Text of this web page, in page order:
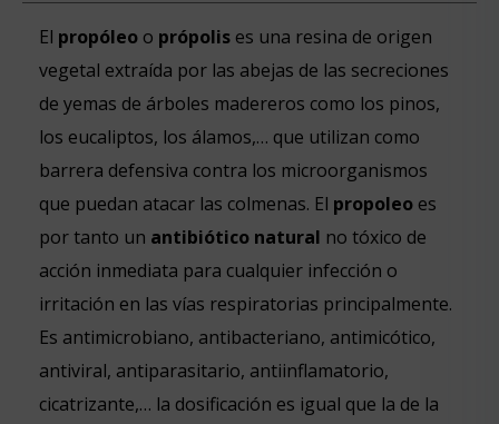
El propóleo o própolis es una resina de origen
vegetal extraída por las abejas de las secreciones
de yemas de árboles madereros como los pinos,
los eucaliptos, los álamos,… que utilizan como
barrera defensiva contra los microorganismos
que puedan atacar las colmenas. El propoleo es
por tanto un antibiótico natural no tóxico de
acción inmediata para cualquier infección o
irritación en las vías respiratorias principalmente.
Es antimicrobiano, antibacteriano, antimicótico,
antiviral, antiparasitario, antiinflamatorio,
cicatrizante,… la dosificación es igual que la de la